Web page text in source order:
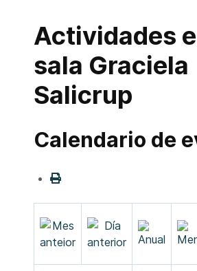
Actividades
sala Graciela
Salicrup
Calendario de